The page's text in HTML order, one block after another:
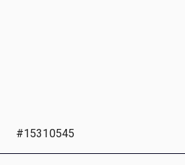
#15310545